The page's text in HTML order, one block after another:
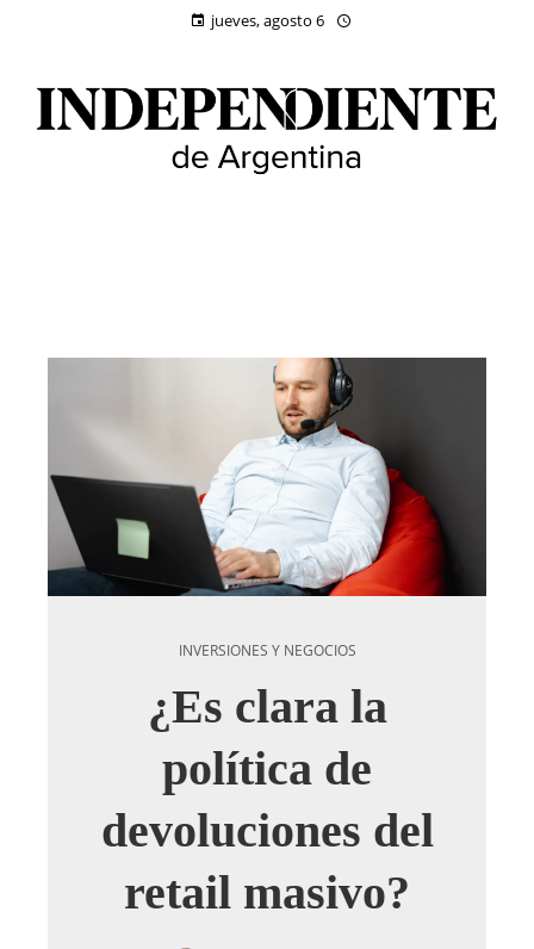
jueves, agosto 6
INVERSIONES Y NEGOCIOS
¿Es clara la
política de
devoluciones del
retail masivo?